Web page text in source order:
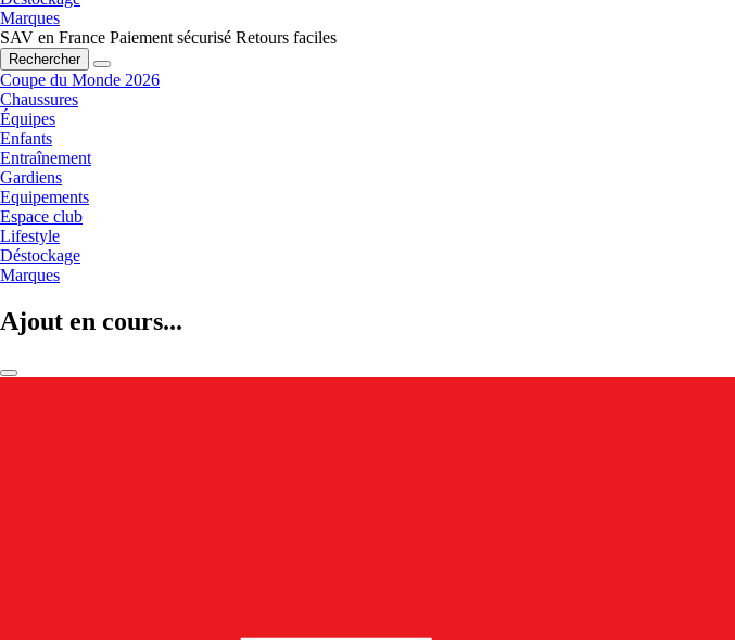
Marques
SAV en France Paiement sécurisé Retours faciles
Rechercher
Coupe du Monde 2026
Chaussures
Équipes
Enfants
Entraînement
Gardiens
Equipements
Espace club
Lifestyle
Déstockage
Marques
Ajout en cours...